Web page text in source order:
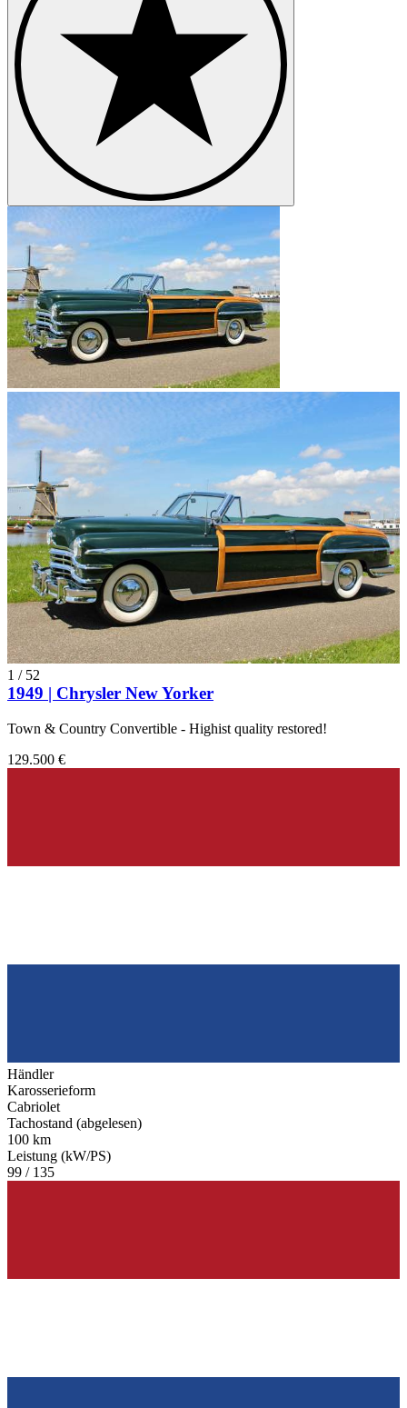
1 / 52
1949 | Chrysler New Yorker
Town & Country Convertible - Highist quality restored!
129.500 €
Händler
Karosserieform
Cabriolet
Tachostand (abgelesen)
100 km
Leistung (kW/PS)
99 / 135